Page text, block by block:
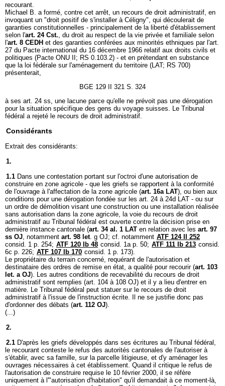
recourant.
Michael B. a formé, contre cet arrêt, un recours de droit administratif, en
invoquant un "droit positif de s'installer à Céligny", qui découlerait de
garanties constitutionnelles - principalement de la liberté d'établissement
selon l'art. 24 Cst., du droit au respect de la vie privée et familiale selon
l'art. 8 CEDH et des garanties conférées aux minorités ethniques par l'art.
27 du Pacte international du 16 décembre 1966 relatif aux droits civils et
politiques (Pacte ONU II; RS 0.103.2) - et en prétendant en substance
que la loi fédérale sur l'aménagement du territoire (LAT; RS 700)
présenterait,
BGE 129 II 321 S. 324
à ses art. 24 ss, une lacune parce qu'elle ne prévoit pas une dérogation
pour la situation spécifique des gens du voyage suisses. Le Tribunal
fédéral a rejeté le recours de droit administratif.
Considérants
Extrait des considérants:
1.
1.1 Dans une contestation portant sur l'octroi d'une autorisation de
construire en zone agricole - que les griefs se rapportent à la conformité
de l'ouvrage à l'affectation de la zone agricole (art. 16a LAT), ou bien aux
conditions pour une dérogation fondée sur les art. 24 à 24d LAT - ou sur
un ordre de démolition visant une construction ou une installation réalisée
sans autorisation dans la zone agricole, la voie du recours de droit
administratif au Tribunal fédéral est ouverte contre la décision prise en
dernière instance cantonale (art. 34 al. 1 LAT en relation avec les art. 97
ss OJ, notamment art. 98 let. g OJ; cf. notamment ATF 124 II 252
consid. 1 p. 254; ATF 120 Ib 48 consid. 1a p. 50; ATF 111 Ib 213 consid.
6c p. 226; ATF 107 Ib 170 consid. 1 p. 173).
Le propriétaire du terrain concerné, requérant de l'autorisation et
destinataire des ordres de remise en état, a qualité pour recourir (art. 103
let. a OJ). Les autres conditions de recevabilité du recours de droit
administratif sont remplies (art. 104 à 108 OJ) et il y a lieu d'entrer en
matière. Le Tribunal fédéral peut statuer sur le recours de droit
administratif à l'issue de l'instruction écrite. Il ne se justifie donc pas
d'ordonner des débats (art. 112 OJ).
(...)
2.
2.1 D'après les griefs développés dans ses écritures au Tribunal fédéral,
le recourant conteste le refus des autorités cantonales de l'autoriser à
s'établir, avec sa famille, sur la parcelle litigieuse, et d'y aménager les
ouvrages nécessaires à cet établissement. Quand il critique le refus de
l'autorisation de construire requise le 10 février 2000, il se réfère
uniquement à l'"autorisation d'habitation" qu'il demandait à ce moment-là,